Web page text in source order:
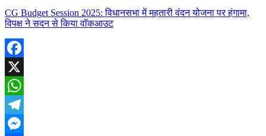
CG Budget Session 2025: विधानसभा में महतारी वंदन योजना पर हंगामा,
विपक्ष ने सदन से किया वॉकआउट
Facebook
X
WhatsApp
Telegram